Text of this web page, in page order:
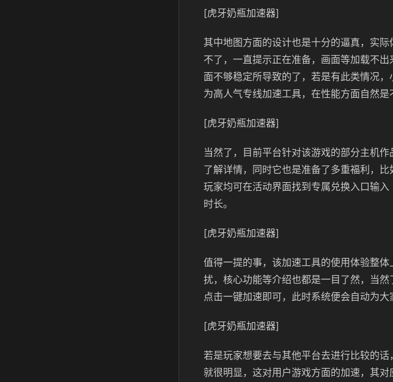
[虎牙奶瓶加速器]
其中地图方面的设计也是十分的逼真，实
不了，一直提示正在准备，画面等加载不
面不够稳定所导致的了，若是有此类情况
为高人气专线加速工具，在性能方面自然是
[虎牙奶瓶加速器]
当然了，目前平台针对该游戏的部分主机
了解详情，同时它也是准备了多重福利，比
玩家均可在活动界面找到专属兑换入口输入
时长。
[虎牙奶瓶加速器]
值得一提的事，该加速工具的使用体验整
扰，核心功能等介绍也都是一目了然，当
点击一键加速即可，此时系统便会自动为大
[虎牙奶瓶加速器]
若是玩家想要去与其他平台去进行比较的
就很明显，这对用户游戏方面的加速，其